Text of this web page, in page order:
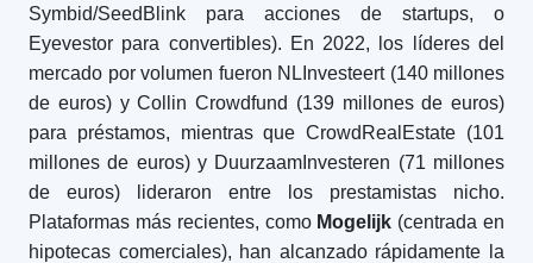
Symbid/SeedBlink para acciones de startups, o
Eyevestor para convertibles). En 2022, los líderes del
mercado por volumen fueron NLInvesteert (140 millones
de euros) y Collin Crowdfund (139 millones de euros)
para préstamos, mientras que CrowdRealEstate (101
millones de euros) y DuurzaamInvesteren (71 millones
de euros) lideraron entre los prestamistas nicho.
Plataformas más recientes, como Mogelijk (centrada en
hipotecas comerciales), han alcanzado rápidamente la